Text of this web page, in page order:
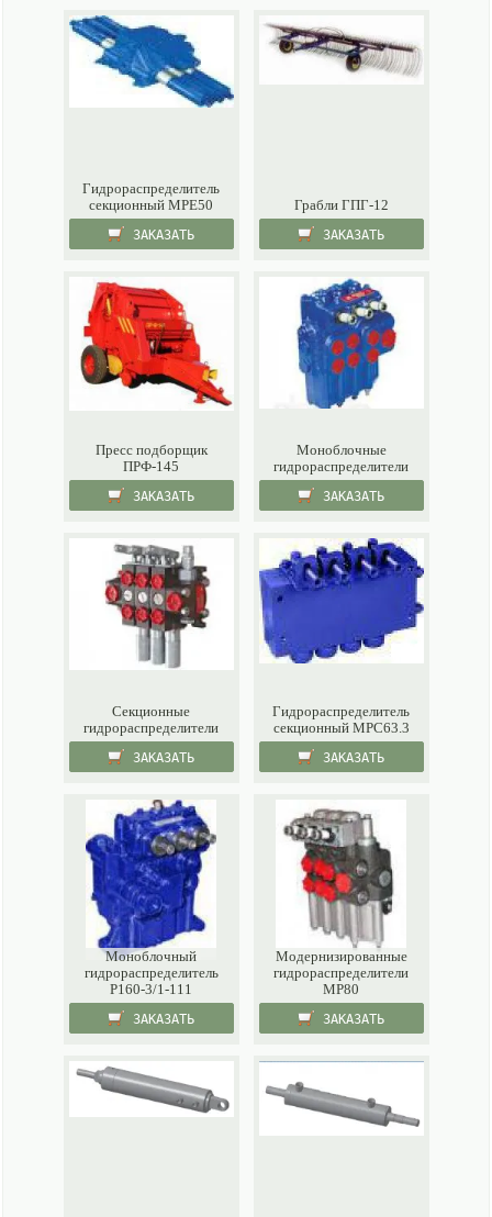
ЗАКАЗАТЬ
Гидрораспределитель
секционный МРE50
ЗАКАЗАТЬ
Грабли ГПГ-12
ЗАКАЗАТЬ
Пресс подборщик
ПРФ-145
ЗАКАЗАТЬ
Моноблочные
гидрораспределители
ЗАКАЗАТЬ
Cекционные
гидрораспределители
ЗАКАЗАТЬ
Гидрораспределитель
секционный МРС63.3
ЗАКАЗАТЬ
Моноблочный
гидрораспределитель
Р160-3/1-111
ЗАКАЗАТЬ
Модернизированные
гидрораспределители
МР80